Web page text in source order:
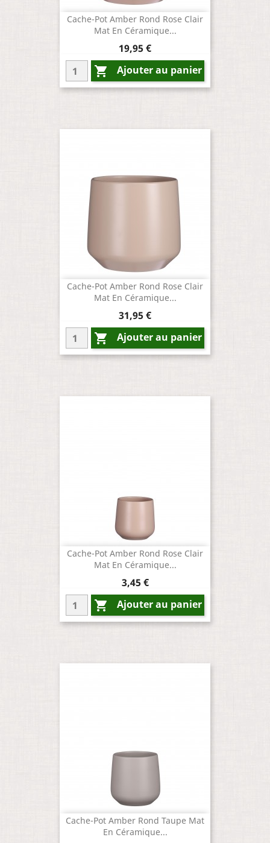
Cache-Pot Amber Rond Rose Clair
Mat En Céramique...
Prix
19,95 €
 Ajouter au panier
Cache-Pot Amber Rond Rose Clair
Mat En Céramique...
Prix
31,95 €
 Ajouter au panier
Cache-Pot Amber Rond Rose Clair
Mat En Céramique...
Prix
3,45 €
 Ajouter au panier
Cache-Pot Amber Rond Taupe Mat
En Céramique...